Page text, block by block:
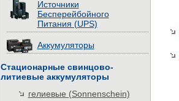
Источники
Бесперейбойного
Питания (UPS)
Аккумуляторы
Стационарные свинцово-
литиевые аккумуляторы
гелиевые (Sonnenschein)